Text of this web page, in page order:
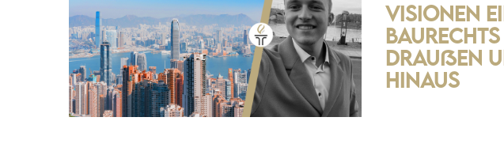
Visionen
Baurechts
draußen
hinaus